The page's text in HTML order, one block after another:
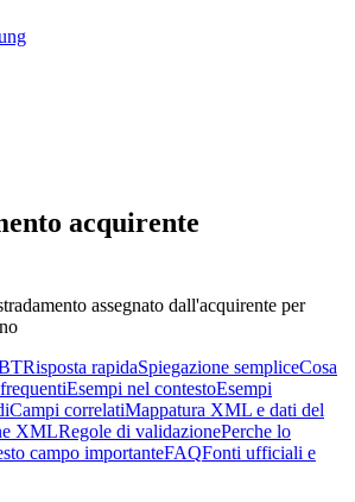
acquirente
assegnato dall'acquirente per
Risposta rapidaSpiegazione sempliceCosa
Esempi nel contestoEsempi
Campi correlatiMappatura XML e dati del
XMLRegole di validazionePerche lo
campo importanteFAQFonti ufficiali e